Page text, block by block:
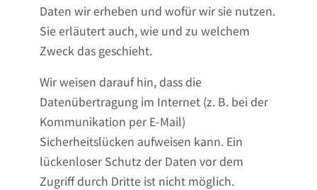
Daten wir erheben und wofür wir sie nutzen.
Sie erläutert auch, wie und zu welchem
Zweck das geschieht.
Wir weisen darauf hin, dass die
Datenübertragung im Internet (z. B. bei der
Kommunikation per E-Mail)
Sicherheitslücken aufweisen kann. Ein
lückenloser Schutz der Daten vor dem
Zugriff durch Dritte ist nicht möglich.